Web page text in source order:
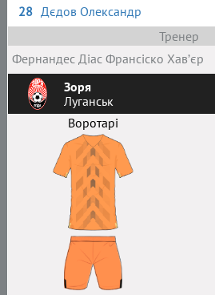
28 Дєдов Олександр
Тренер
Фернандес Діас Франсіско Хав’єр
Зоря
Луганськ
Воротарі